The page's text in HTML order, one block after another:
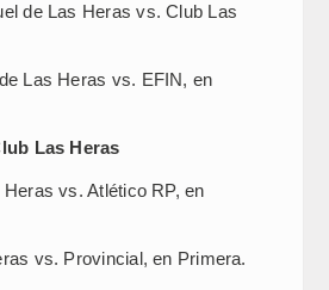
de Las Heras vs. Club Las
Las Heras vs. EFIN, en
Las Heras
vs. Atlético RP, en
vs. Provincial, en Primera.